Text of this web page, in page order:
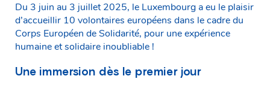
Du 3 juin au 3 juillet 2025, le Luxembourg a eu le plaisir
d’accueillir 10 volontaires européens dans le cadre du
Corps Européen de Solidarité, pour une expérience
humaine et solidaire inoubliable !
Une immersion dès le premier jour